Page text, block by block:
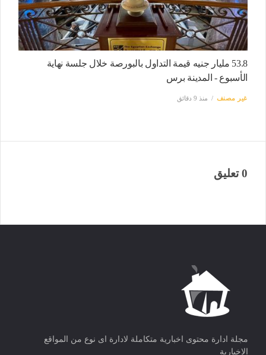
53.8 مليار جنيه قيمة التداول بالبورصة خلال جلسة نهاية
الأسبوع - المدينة برس
غير مصنف منذ 9 دقائق
0 تعليق
مجلة ادارة محتوى اخبارية متكاملة لادارة اى نوع من المواقع
الاخبارية